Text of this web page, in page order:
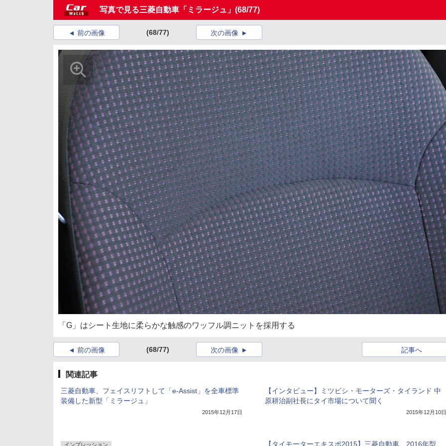
写真で見る三菱自動車「ミラージュ」 (68/77)
前の画像 (68/77) 次の画像
「G」はシート生地に柔らかな触感のワッフル調ニットを採用する
前の画像 (68/77) 記事へ
次の画像
関連記事
三菱自動車、フェイスリフトして「e-Assist」を全車標準
装備した新型「ミラージュ」
2015年12月17日
【インタビュー】ミツビシ・モーターズ・タイランド 中
原耕治副社長にタイ市場について聞く
2015年12月10日
インプレッション 【タイモーターエキスポ2015】三菱自動車、2016年型